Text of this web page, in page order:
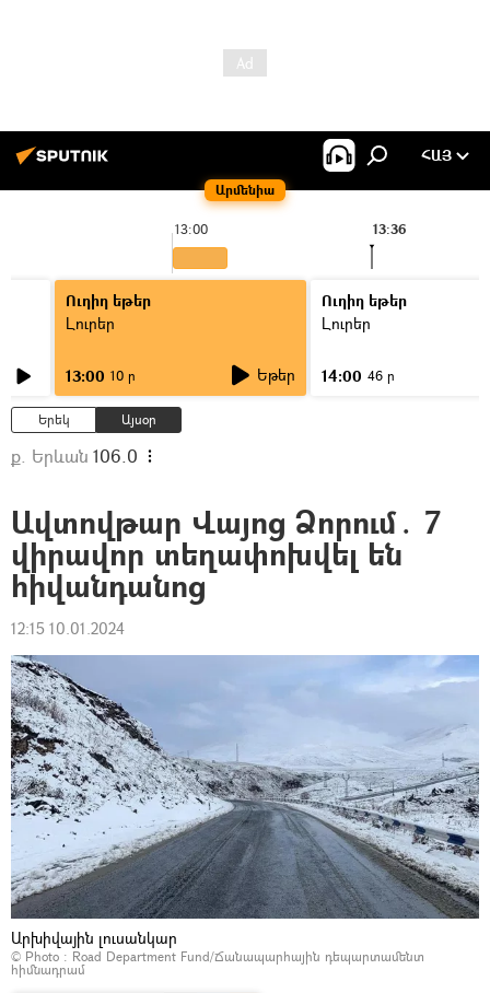
Արմենիա
ՀԱՅ
13:00 13:36
Ուղիղ եթեր
Լուրեր
13:00 10 ր Եթեր
Ուղիղ եթեր
Լուրեր
14:00 46 ր
Երեկ Այսօր
ք. Երևան 106.0
Ավտովթար Վայոց Ձորում․ 7
վիրավոր տեղափոխվել են
հիվանդանոց
12:15 10.01.2024
Արխիվային լուսանկար
© Photo : Road Department Fund/Ճանապարհային դեպարտամենտ
հիմնադրամ